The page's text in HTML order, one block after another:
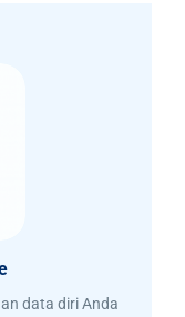
data diri Anda